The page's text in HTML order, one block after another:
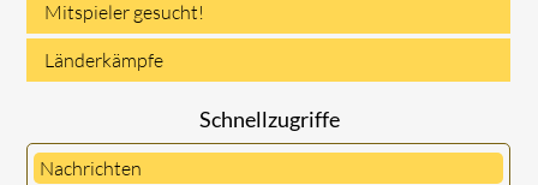
Mitspieler gesucht!
Länderkämpfe
Schnellzugriffe
Nachrichten